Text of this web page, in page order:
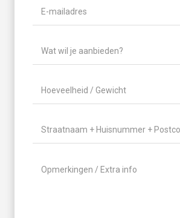
mailadres(Vereist)
Wat
wil
aanbieden?
Hoeveelheid
/
Locatie(Vereist)